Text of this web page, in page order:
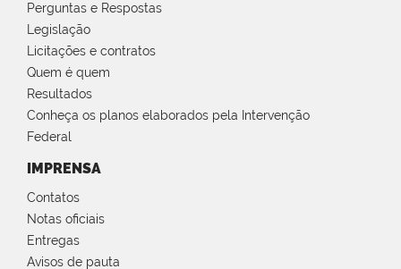
Perguntas e Respostas
Legislação
Licitações e contratos
Quem é quem
Resultados
Conheça os planos elaborados pela Intervenção
Federal
IMPRENSA
Contatos
Notas oficiais
Entregas
Avisos de pauta